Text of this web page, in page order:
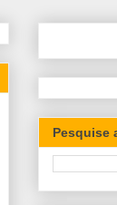
Pesquise